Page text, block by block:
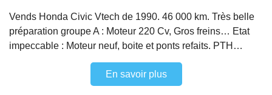
Vends Honda Civic Vtech de 1990. 46 000 km. Très belle
préparation groupe A : Moteur 220 Cv, Gros freins… Etat
impeccable : Moteur neuf, boite et ponts refaits. PTH…
En savoir plus